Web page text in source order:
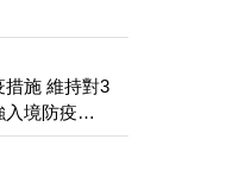
措施 維持對3
境防疫措